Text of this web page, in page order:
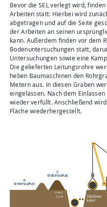
Bevor die SEL verlegt wird,
Arbeiten statt: Hierbei wird
abgetragen und auf die Seite
der Arbeiten an seinen
kann. Außerdem finden vor dem
Bodenuntersuchungen statt,
Untersuchungen sowie eine
Die gelieferten Leitungsrohre
heben Baumaschinen den
Metern aus. In diesen Graben
eingelassen. Nach dem
wieder verfüllt. Anschließend
Fläche wiederhergestellt.